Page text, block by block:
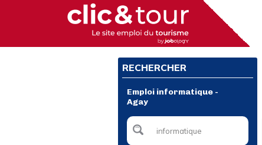
RECHERCHER
Emploi informatique -
Agay